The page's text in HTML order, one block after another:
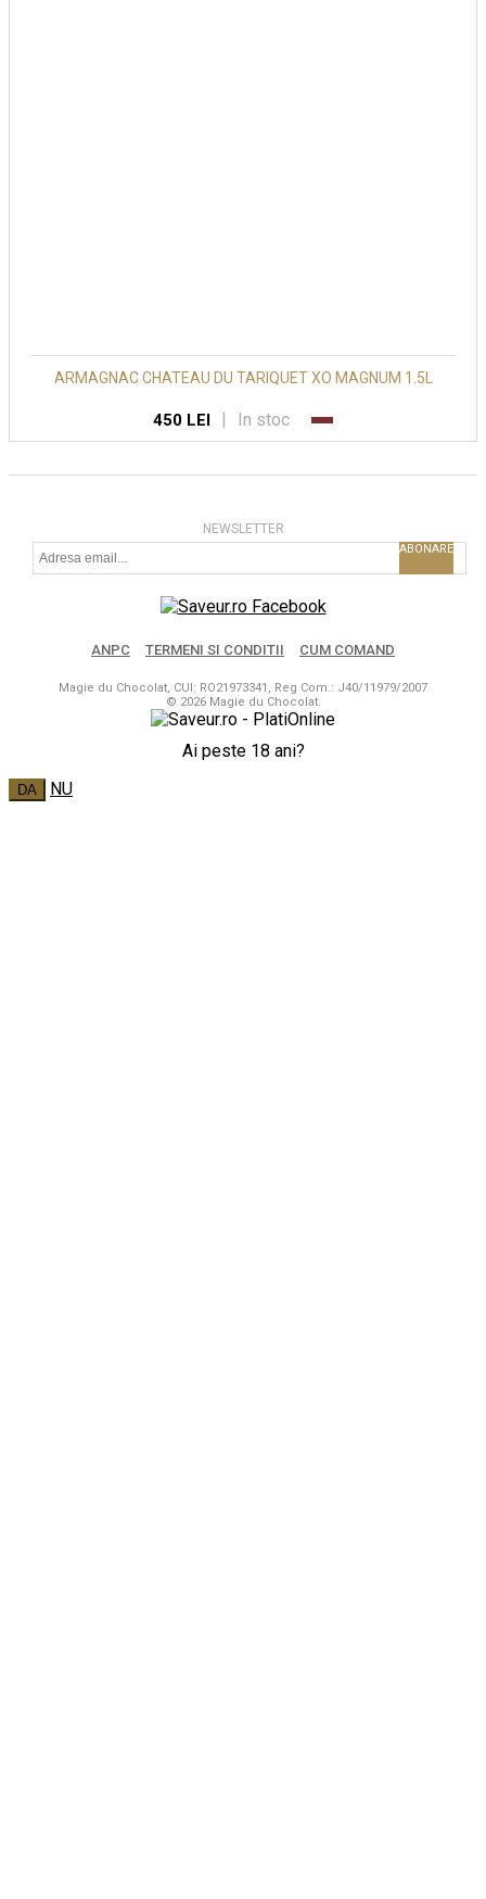
ARMAGNAC CHATEAU DU TARIQUET XO MAGNUM 1.5L
450 LEI In stoc
NEWSLETTER
ABONARE
ANPC TERMENI SI CONDITII CUM COMAND
Magie du Chocolat, CUI: RO21973341, Reg Com.: J40/11979/2007
© 2026 Magie du Chocolat.
Ai peste 18 ani?
DA NU